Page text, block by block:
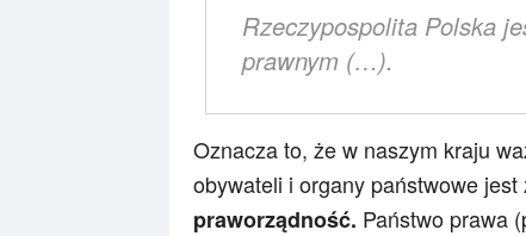
Rzeczypospolita Polska
prawnym (…).
Oznacza to, że w naszym kraju
obywateli i organy państwowe
praworządność. Państwo prawa